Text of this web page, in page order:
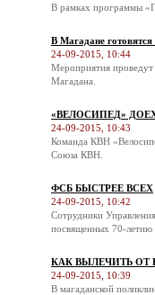
В рамках программы
В Магадане
24-09-2015, 10:44
Мероприятия
Магадана.
«ВЕЛОСИПЕД»
24-09-2015, 10:43
Команда КВН
Союза КВН.
ФСБ БЫСТРЕЕ ВСЕХ
24-09-2015, 10:42
Сотрудники
посвященных 70-летию
КАК ВЫЛЕЧИТЬ ОТ
24-09-2015, 10:39
В магаданской